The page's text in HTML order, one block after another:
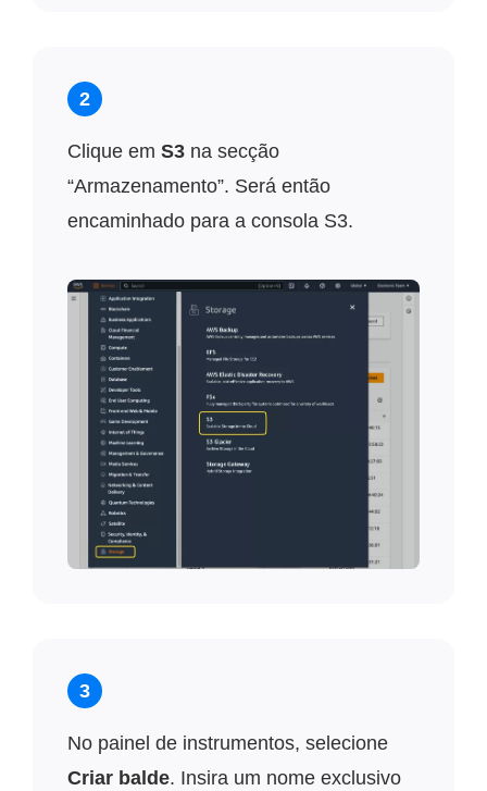
2
Clique em S3 na secção
“Armazenamento”. Será então
encaminhado para a consola S3.
3
No painel de instrumentos, selecione
Criar balde. Insira um nome exclusivo